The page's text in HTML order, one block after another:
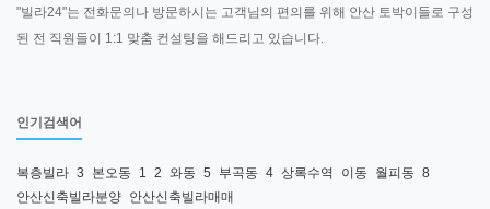
"빌라24"는 전화문의나 방문하시는 고객님의 편의를 위해 안산 토박이들로 구성
된 전 직원들이 1:1 맞춤 컨설팅을 해드리고 있습니다.
인기검색어
복층빌라 3 본오동 1 2 와동 5 부곡동 4 상록수역 이동 월피동 8
안산신축빌라분양 안산신축빌라매매